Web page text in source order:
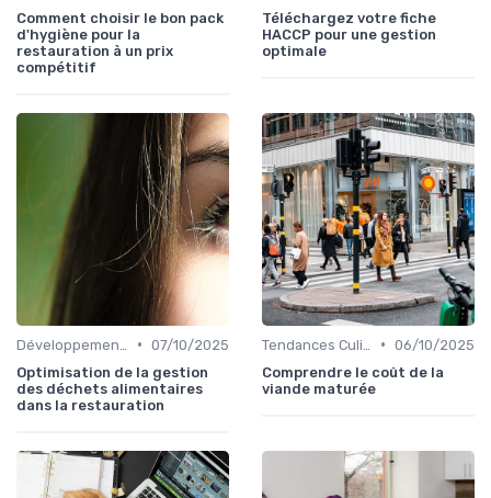
Comment choisir le bon pack
d'hygiène pour la
restauration à un prix
compétitif
Téléchargez votre fiche
HACCP pour une gestion
optimale
• 07/10/2025
Optimisation de la gestion
des déchets alimentaires
dans la restauration
• 06/10/2025
Comprendre le coût de la
viande maturée